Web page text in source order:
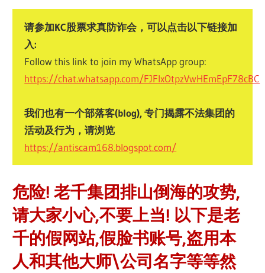
请参加KC股票求真防诈会，可以点击以下链接加
入:
Follow this link to join my WhatsApp group:
https://chat.whatsapp.com/FJFIxOtpzVwHEmEpF78cBC
我们也有一个部落客(blog), 专门揭露不法集团的
活动及行为，请浏览
https://antiscam168.blogspot.com/
危险! 老千集团排山倒海的攻势,
请大家小心,不要上当! 以下是老
千的假网站,假脸书账号,盗用本
人和其他大师\公司名字等等然